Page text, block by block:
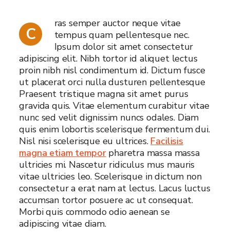
C
ras semper auctor neque vitae
tempus quam pellentesque nec.
Ipsum dolor sit amet consectetur
adipiscing elit. Nibh tortor id aliquet lectus
proin nibh nisl condimentum id. Dictum fusce
ut placerat orci nulla dusturen pellentesque
Praesent tristique magna sit amet purus
gravida quis. Vitae elementum curabitur vitae
nunc sed velit dignissim nuncs odales. Diam
quis enim lobortis scelerisque fermentum dui.
Nisl nisi scelerisque eu ultrices. Facilisis
magna etiam temporpharetra massa massa
ultricies mi. Nascetur ridiculus mus mauris
vitae ultricies leo. Scelerisque in dictum non
consectetur a erat nam at lectus. Lacus luctus
accumsan tortor posuere ac ut consequat.
Morbi quis commodo odio aenean se
adipiscing vitae diam.